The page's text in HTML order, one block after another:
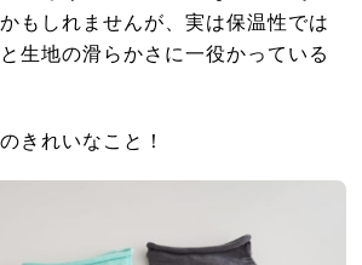
もしれませんが、実は保温性では
生地の滑らかさに一役かっている
きれいなこと！